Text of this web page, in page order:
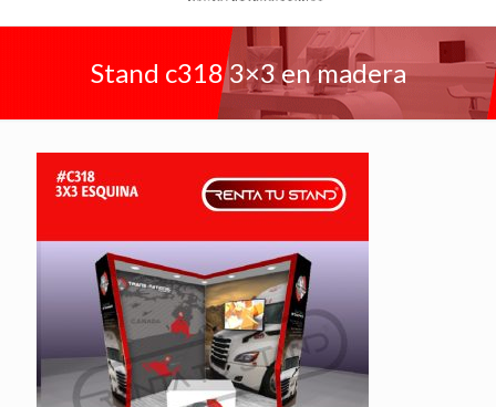
Stand c318 3×3 en madera